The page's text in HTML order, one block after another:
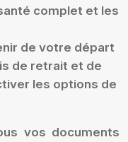
complet et les
de votre départ
de retrait et de
les options de
vos documents